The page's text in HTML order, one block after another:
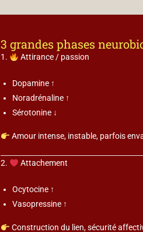
3 grandes phases
1. Attirance / passion
Dopamine ↑
Noradrénaline ↑
Sérotonine ↓
Amour intense, instable, parfois
2. Attachement
Ocytocine ↑
Vasopressine ↑
Construction du lien, sécurité